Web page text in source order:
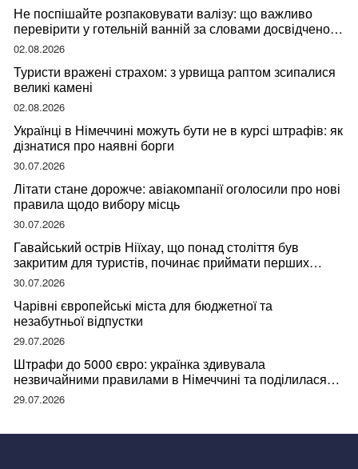
Не поспішайте розпаковувати валізу: що важливо
перевірити у готельній ванній за словами досвідченої
мандрівниці
02.08.2026
Туристи вражені страхом: з урвища раптом зсипалися
великі камені
02.08.2026
Українці в Німеччині можуть бути не в курсі штрафів: як
дізнатися про наявні борги
30.07.2026
Літати стане дорожче: авіакомпанії оголосили про нові
правила щодо вибору місць
30.07.2026
Гавайський острів Ніїхау, що понад століття був
закритим для туристів, починає приймати перших
відвідувачів
30.07.2026
Чарівні європейські міста для бюджетної та
незабутньої відпустки
29.07.2026
Штрафи до 5000 євро: українка здивувала
незвичайними правилами в Німеччині та поділилася
правдою
29.07.2026